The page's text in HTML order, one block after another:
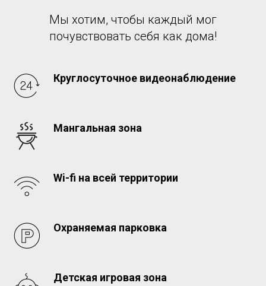
Мы хотим, чтобы каждый мог
почувствовать себя как дома!
Круглосуточное видеонаблюдение
Мангальная зона
Wi-fi на всей территории
Охраняемая парковка
Детская игровая зона